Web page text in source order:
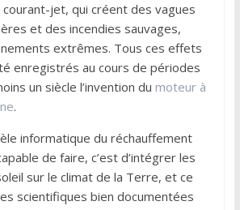
jet, qui créent des vagues
et des incendies sauvages,
extrêmes. Tous ces effets
enregistrés au cours de périodes
un siècle l’invention du moteur à
.
informatique du réchauffement
de faire, c’est d’intégrer les
sur le climat de la Terre, et ce
scientifiques bien documentées